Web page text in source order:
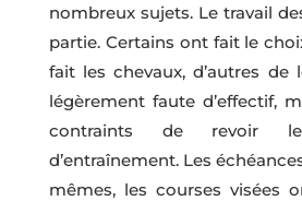
nombreux sujets. Le travail
partie. Certains ont fait le
fait les chevaux, d’autres de
légèrement faute d’effectif,
contraints de revoir
d’entraînement. Les
mêmes, les courses visées